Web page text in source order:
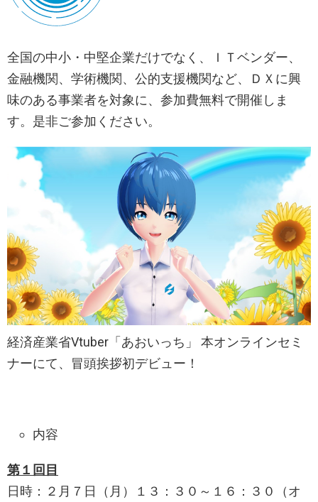
全国の中小・中堅企業だけでなく、ＩＴベンダー、
金融機関、学術機関、公的支援機関など、ＤＸに興
味のある事業者を対象に、参加費無料で開催しま
す。是非ご参加ください。
経済産業省Vtuber「あおいっち」 本オンラインセミ
ナーにて、冒頭挨拶初デビュー！
内容
第１回目
日時：２月７日（月）１３：３０～１６：３０（オ